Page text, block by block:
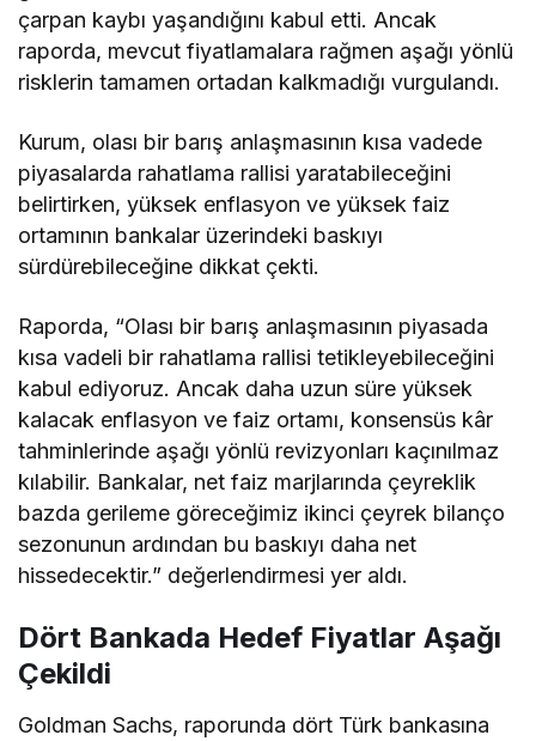
çarpan kaybı yaşandığını kabul etti. Ancak
raporda, mevcut fiyatlamalara rağmen aşağı yönlü
risklerin tamamen ortadan kalkmadığı vurgulandı.
Kurum, olası bir barış anlaşmasının kısa vadede
piyasalarda rahatlama rallisi yaratabileceğini
belirtirken, yüksek enflasyon ve yüksek faiz
ortamının bankalar üzerindeki baskıyı
sürdürebileceğine dikkat çekti.
Raporda, “Olası bir barış anlaşmasının piyasada
kısa vadeli bir rahatlama rallisi tetikleyebileceğini
kabul ediyoruz. Ancak daha uzun süre yüksek
kalacak enflasyon ve faiz ortamı, konsensüs kâr
tahminlerinde aşağı yönlü revizyonları kaçınılmaz
kılabilir. Bankalar, net faiz marjlarında çeyreklik
bazda gerileme göreceğimiz ikinci çeyrek bilanço
sezonunun ardından bu baskıyı daha net
hissedecektir.” değerlendirmesi yer aldı.
Dört Bankada Hedef Fiyatlar Aşağı
Çekildi
Goldman Sachs, raporunda dört Türk bankasına